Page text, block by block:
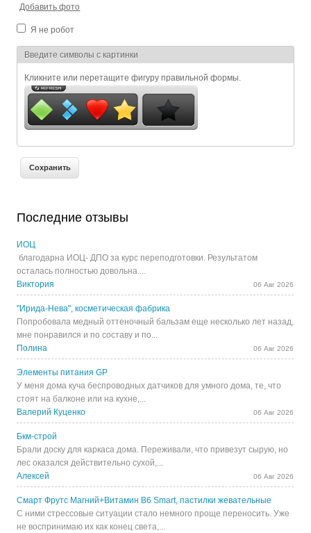
Добавить фото
Я не робот
Я спамер
Введите символы с картинки
Кликните или перетащите фигуру правильной формы.
Последние отзывы
ИОЦ
благодарна ИОЦ- ДПО за курс переподготовки. Результатом
осталась полностью довольна....
Виктория
06 Авг 2026
"Ирида-Нева", косметическая фабрика
Попробовала медный оттеночный бальзам еще несколько лет назад,
мне понравился и по составу и по...
Полина
06 Авг 2026
Элементы питания GP
У меня дома куча беспроводных датчиков для умного дома, те, что
стоят на балконе или на кухне,...
Валерий Куценко
06 Авг 2026
Бкм-строй
Брали доску для каркаса дома. Переживали, что привезут сырую, но
лес оказался действительно сухой,...
Алексей
06 Авг 2026
Смарт Фрутс Магний+Витамин В6 Smart, пастилки жевательные
С ними стрессовые ситуации стало немного проще переносить. Уже
не воспринимаю их как конец света,...